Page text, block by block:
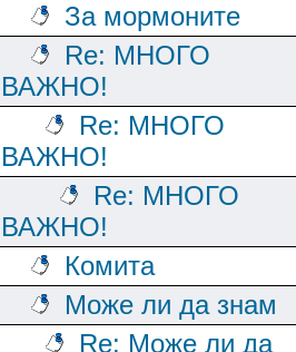
За мормоните
Re: МНОГО
ВАЖНО!
Re: МНОГО
ВАЖНО!
Re: МНОГО
ВАЖНО!
Комита
Може ли да знам
Re: Може ли да